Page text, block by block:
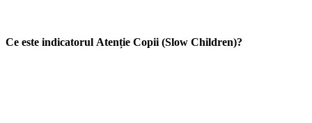
Ce este indicatorul Atenție Copii (Slow Children)?